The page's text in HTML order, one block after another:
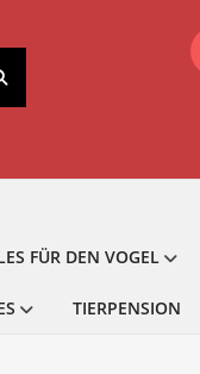
FÜR DEN VOGEL
TIERPENSION